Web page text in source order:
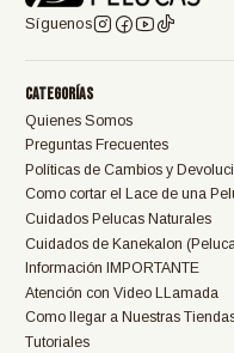
Síguenos
Categorías
Quienes Somos
Preguntas Frecuentes
Políticas de Cambios y
Como cortar el Lace de una
Cuidados Pelucas Naturales
Cuidados de Kanekalon
Información IMPORTANTE
Atención con Video LLamada
Como llegar a Nuestras
Tutoriales